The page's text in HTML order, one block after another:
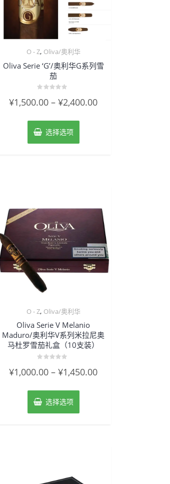
O - Z, Oliva/奥利华
Oliva Serie ‘G’/奥利华G系列雪
茄
分
5
¥1,500.00 –¥2,400.00
选择选项
O - Z, Oliva/奥利华
Oliva Serie V Melanio
Maduro/奥利华V系列米拉尼奥
马杜罗雪茄礼盒（10支装）
分
5
¥1,000.00 –¥1,450.00
选择选项